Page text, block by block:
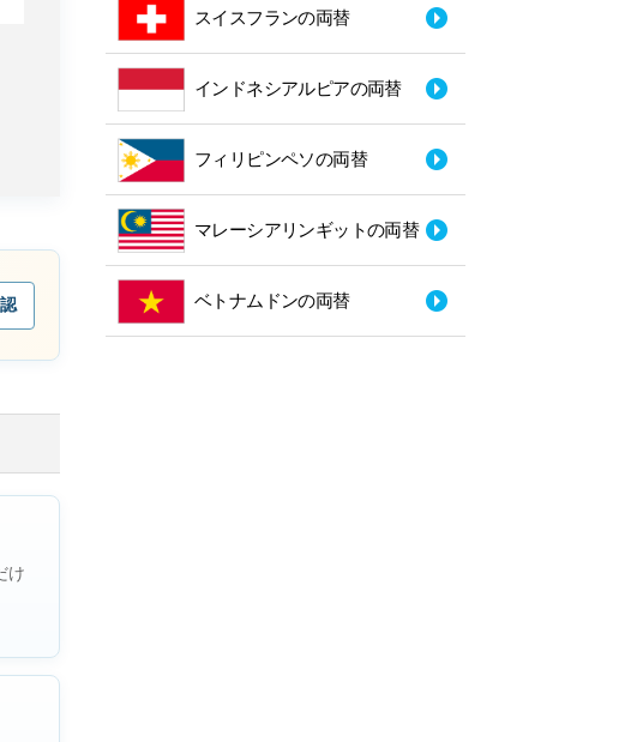
け
スイスフランの両替
インドネシアルピアの両替
フィリピンペソの両替
マレーシアリンギットの両替
ベトナムドンの両替